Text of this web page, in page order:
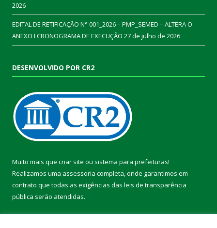
2026
EDITAL DE RETIFICAÇÃO N° 001_2026 – PMP_SEMED – ALTERA O
ANEXO I CRONOGRAMA DE EXECUÇÃO 27 de julho de 2026
DESENVOLVIDO POR CR2
Muito mais que criar site ou sistema para prefeituras!
Realizamos uma assessoria completa, onde garantimos em
contrato que todas as exigências das leis de transparência
pública serão atendidas.